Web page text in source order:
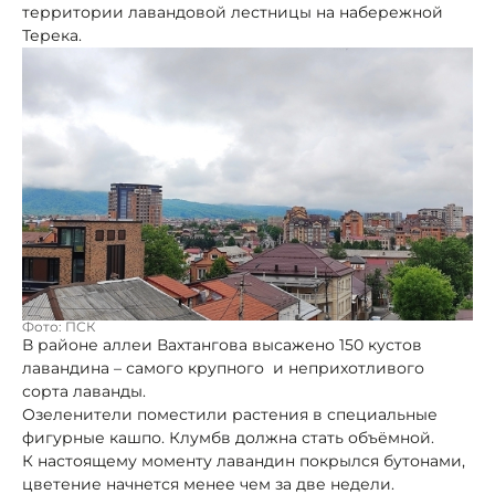
территории лавандовой лестницы на набережной
Терека.
Фото: ПСК
В районе аллеи Вахтангова высажено 150 кустов
лавандина – самого крупного и неприхотливого
сорта лаванды.
Озеленители поместили растения в специальные
фигурные кашпо. Клумбв должна стать объёмной.
К настоящему моменту лавандин покрылся бутонами,
цветение начнется менее чем за две недели.